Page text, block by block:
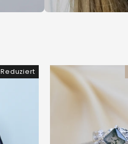
Reduziert